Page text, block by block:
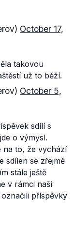
October 17,
takovou
už to běží.
October 5,
sdílí s
o výmysl.
na to, že vychází
sdílen se zřejmě
stále ještě
v rámci naší
příspěvky